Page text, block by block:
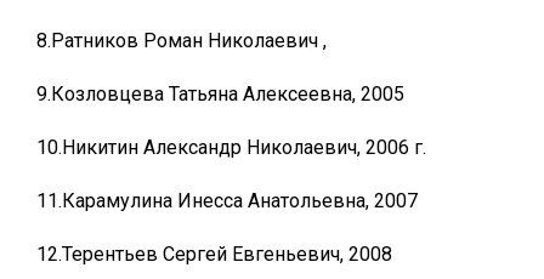
8.Ратников Роман Николаевич ,
9.Козловцева Татьяна Алексеевна, 2005
10.Никитин Александр Николаевич, 2006 г.
11.Карамулина Инесса Анатольевна, 2007
12.Терентьев Сергей Евгеньевич, 2008